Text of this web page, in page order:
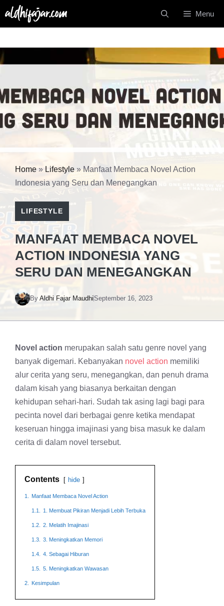
Langsung
ke
Menu
Home » Lifestyle » Manfaat Membaca Novel Action
Indonesia yang Seru dan Menegangkan
LIFESTYLE
MANFAAT MEMBACA NOVEL
ACTION INDONESIA YANG
SERU DAN MENEGANGKAN
By Aldhi Fajar MaudhiSeptember 16, 2023
Novel action merupakan salah satu genre novel yang
banyak digemari. Kebanyakan novel action memiliki
alur cerita yang seru, menegangkan, dan penuh drama
dalam kisah yang biasanya berkaitan dengan
kehidupan sehari-hari. Sudah tak asing lagi bagi para
pecinta novel dari berbagai genre ketika mendapat
keseruan hingga imajinasi yang bisa masuk ke dalam
cerita di dalam novel tersebut.
Contents hide
1. Manfaat Membaca Novel Action
1.1. 1. Membuat Pikiran Menjadi Lebih Terbuka
1.2. 2. Melatih Imajinasi
1.3. 3. Meningkatkan Memori
1.4. 4. Sebagai Hiburan
1.5. 5. Meningkatkan Wawasan
2. Kesimpulan